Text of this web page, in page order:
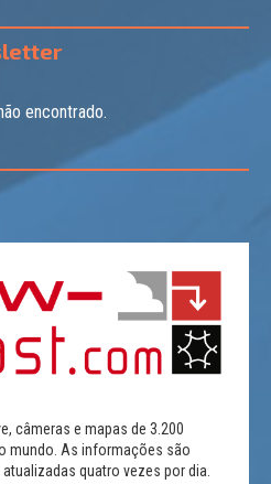
encontrado.
câmeras e mapas de 3.200
mundo. As informações são
quatro vezes por dia.